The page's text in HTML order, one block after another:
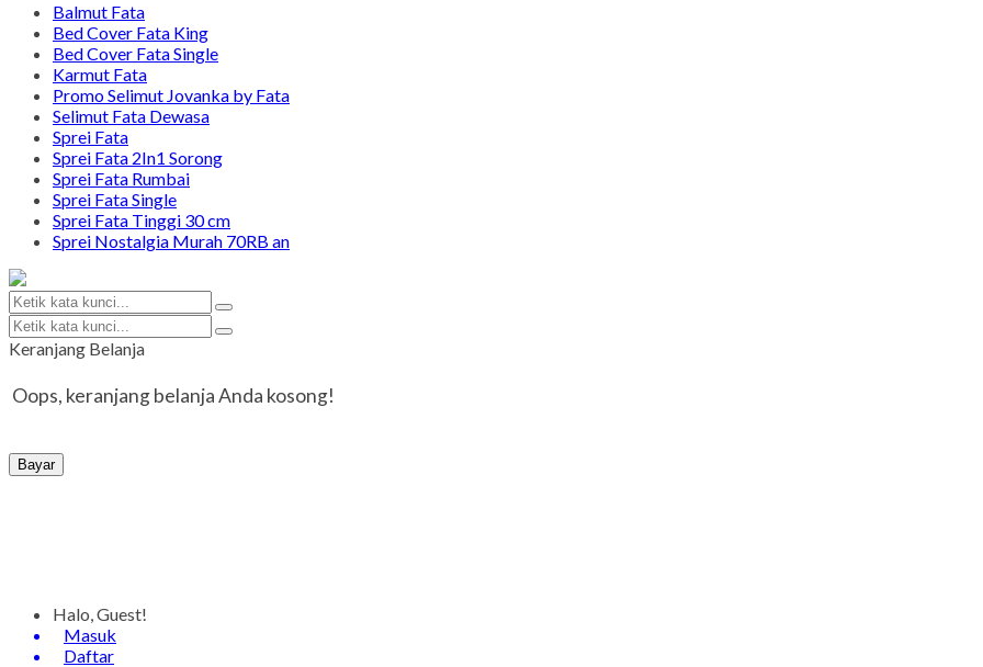
Balmut Fata
Bed Cover Fata King
Bed Cover Fata Single
Karmut Fata
Promo Selimut Jovanka by Fata
Selimut Fata Dewasa
Sprei Fata
Sprei Fata 2In1 Sorong
Sprei Fata Rumbai
Sprei Fata Single
Sprei Fata Tinggi 30 cm
Sprei Nostalgia Murah 70RB an
Keranjang Belanja
Oops, keranjang belanja Anda kosong!
Bayar
Halo, Guest!
Masuk
Daftar